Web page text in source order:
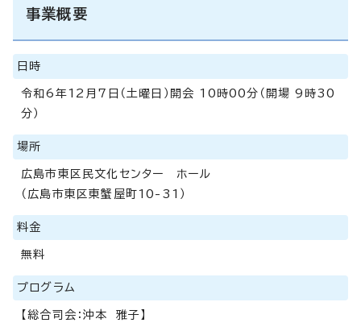
事業概要
日時
令和6年12月7日（土曜日）開会 10時00分（開場 9時30
分）
場所
広島市東区民文化センター ホール
（広島市東区東蟹屋町10-31）
料金
無料
プログラム
【総合司会：沖本 雅子】